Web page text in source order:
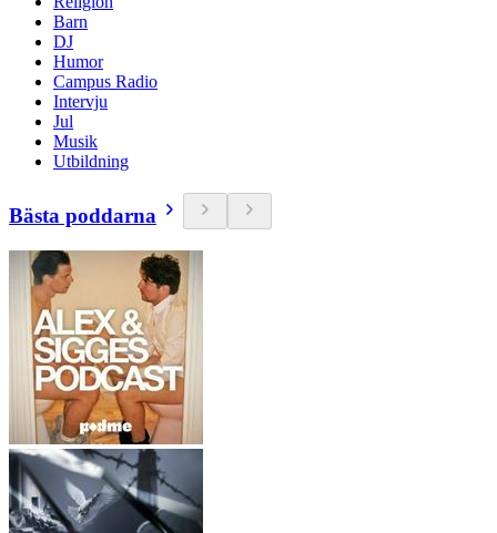
Barn
DJ
Humor
Campus Radio
Intervju
Jul
Musik
Utbildning
Bästa poddarna